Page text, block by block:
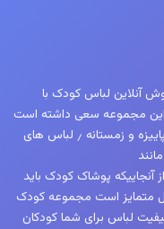
فعالیت فروش آنلاین لباس کودک با
این مجموعه سعی داشته است
تمام نیازهای کودکان شما را اعم از لباس های پاییزه و زمستانه ٫ لباس های
مانند
کند. از آنجاییکه پوشاک کودک باید
متمایز است مجموعه کودک
لباس برای شما کودکان